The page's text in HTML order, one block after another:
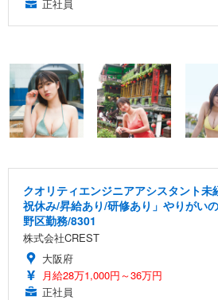
正社員
クオリティエンジニアアシスタント未
祝休み/昇給あり/研修あり」やりがい
野区勤務/8301
株式会社CREST
大阪府
月給28万1,000円～36万円
正社員